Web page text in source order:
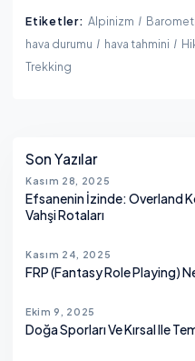
Etiketler: Alpinizm
hava durumu
hava tahmini
Trekking
Yanı Sıra
Son Yazılar
Kasım 28, 2025
Efsanenin İzinde: Overland
Vahşi Rotaları
Kasım 24, 2025
FRP (Fantasy Role Playing)
Ekim 9, 2025
Doğa Sporları Ve Kırsal Ile